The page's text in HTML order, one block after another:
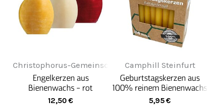
Christophorus-Gemeinschaft
Engelkerzen aus
Bienenwachs - rot
12,50 €
Camphill Steinfurt
Geburtstagskerzen aus
100% reinem Bienenwachs
(24 Stk.)
5,95€